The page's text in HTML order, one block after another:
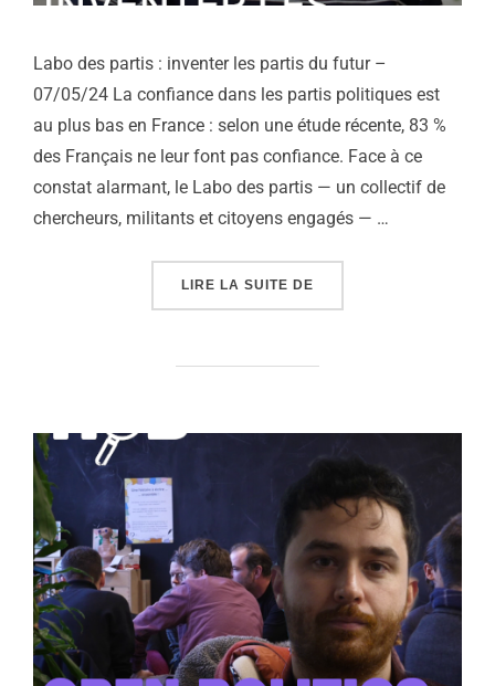
Labo des partis : inventer les partis du futur –
07/05/24 La confiance dans les partis politiques est
au plus bas en France : selon une étude récente, 83 %
des Français ne leur font pas confiance. Face à ce
constat alarmant, le Labo des partis — un collectif de
chercheurs, militants et citoyens engagés — …
LIRE LA SUITE DE